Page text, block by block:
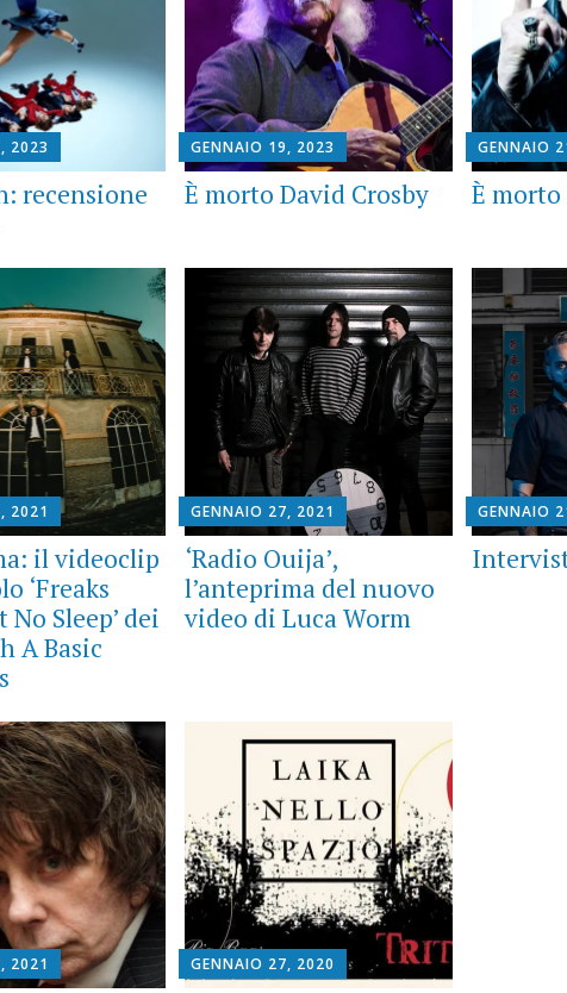
2023
recensione
GENNAIO 19, 2023
È morto David Crosby
GENNAIO
È
2021
il videoclip
‘Freaks
No Sleep’ dei
A Basic
GENNAIO 27, 2021
‘Radio Ouija’,
l’anteprima del nuovo
video di Luca Worm
GENNAIO
2021 GENNAIO 27, 2020